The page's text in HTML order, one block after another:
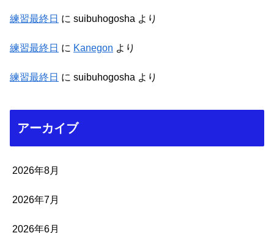
練習最終日 に suibuhogosha より
練習最終日 に Kanegon より
練習最終日 に suibuhogosha より
アーカイブ
2026年8月
2026年7月
2026年6月